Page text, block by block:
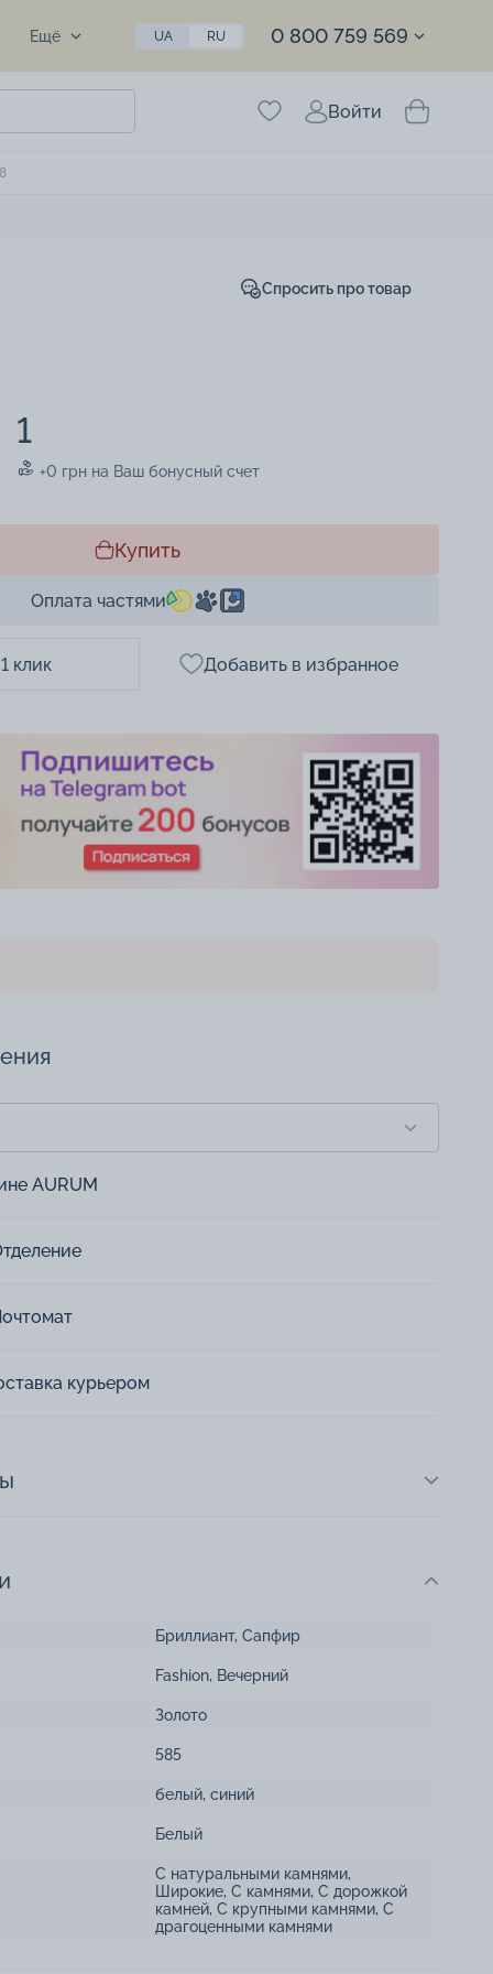
Ещё UA RU 0 800 759 569
Войти
Спросить про товар
1
+0 грн на Ваш бонусный счет
Купить
Оплата частями
клик Добавить в избранное
AURUM
курьером
Бриллиант, Сапфир
Fashion, Вечерний
Золото
585
белый, синий
Белый
С натуральными камнями,
Широкие, С камнями, С дорожкой
камней, С крупными камнями, С
драгоценными камнями